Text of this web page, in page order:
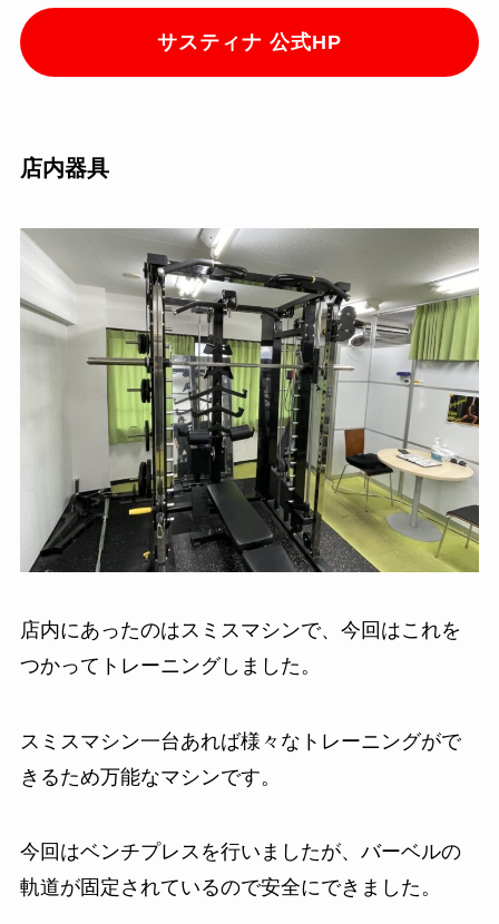
サスティナ 公式HP
店内器具
店内にあったのはスミスマシンで、今回はこれを
つかってトレーニングしました。
スミスマシン一台あれば様々なトレーニングがで
きるため万能なマシンです。
今回はベンチプレスを行いましたが、バーベルの
軌道が固定されているので安全にできました。